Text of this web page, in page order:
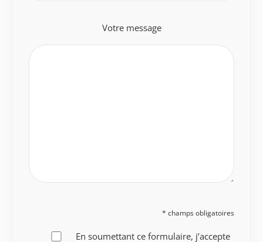
Votre message
* champs obligatoires
En soumettant ce formulaire, j’accepte